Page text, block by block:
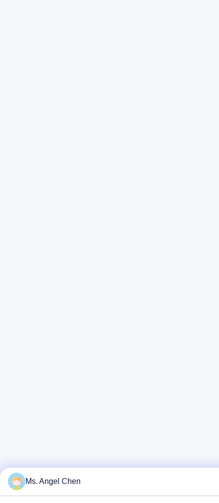
Ms. Angel Chen